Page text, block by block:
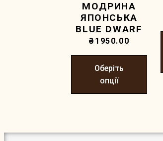
МОДРИНА
ЯПОНСЬКА
BLUE DWARF
₴ 1950.00
Оберіть
опції